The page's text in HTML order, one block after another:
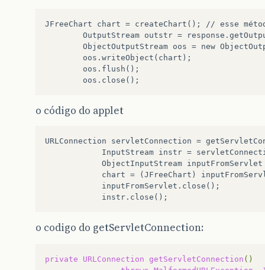
JFreeChart chart = createChart(); // esse
OutputStream outstr =
ObjectOutputStream oos = new
        oos.writeObject(chart);
        oos.flush();
o código do applet
URLConnection servletConnection =
InputStream instr =
ObjectInputStream
chart = (JFreeChart)
            inputFromServlet.close();
o codigo do getServletConnection:
private URLConnection getServletConnection ()